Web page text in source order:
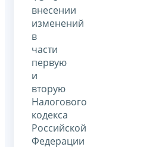
внесении
изменений
в
части
первую
и
вторую
Налогового
кодекса
Российской
Федерации